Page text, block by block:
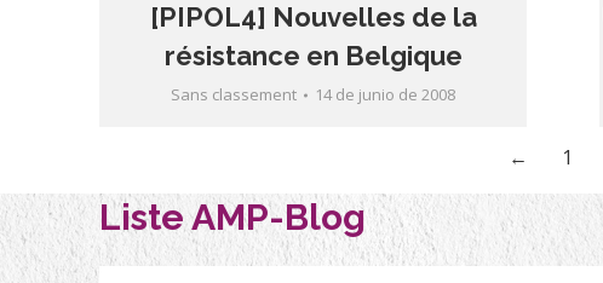
[PIPOL4] Nouvelles de la
résistance en Belgique
Sans classement 14 de junio de 2008
← 1
Liste AMP-Blog